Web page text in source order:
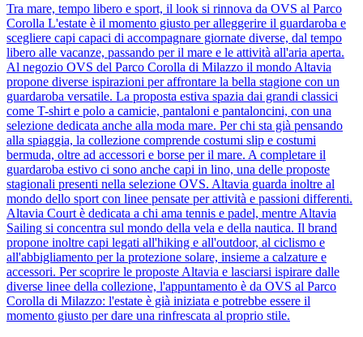
Tra mare, tempo libero e sport, il look si rinnova da OVS al Parco
Corolla L'estate è il momento giusto per alleggerire il guardaroba e
scegliere capi capaci di accompagnare giornate diverse, dal tempo
libero alle vacanze, passando per il mare e le attività all'aria aperta.
Al negozio OVS del Parco Corolla di Milazzo il mondo Altavia
propone diverse ispirazioni per affrontare la bella stagione con un
guardaroba versatile. La proposta estiva spazia dai grandi classici
come T-shirt e polo a camicie, pantaloni e pantaloncini, con una
selezione dedicata anche alla moda mare. Per chi sta già pensando
alla spiaggia, la collezione comprende costumi slip e costumi
bermuda, oltre ad accessori e borse per il mare. A completare il
guardaroba estivo ci sono anche capi in lino, una delle proposte
stagionali presenti nella selezione OVS. Altavia guarda inoltre al
mondo dello sport con linee pensate per attività e passioni differenti.
Altavia Court è dedicata a chi ama tennis e padel, mentre Altavia
Sailing si concentra sul mondo della vela e della nautica. Il brand
propone inoltre capi legati all'hiking e all'outdoor, al ciclismo e
all'abbigliamento per la protezione solare, insieme a calzature e
accessori. Per scoprire le proposte Altavia e lasciarsi ispirare dalle
diverse linee della collezione, l'appuntamento è da OVS al Parco
Corolla di Milazzo: l'estate è già iniziata e potrebbe essere il
momento giusto per dare una rinfrescata al proprio stile.